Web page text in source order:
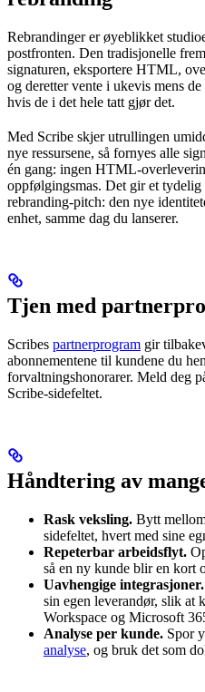
Rebrandinger er øyeblikket
postfronten. Den tradisjonelle
signaturen, eksportere HTML,
og deretter vente i ukevis mens
hvis de i det hele tatt gjør det.
Med Scribe skjer utrullingen
nye ressursene, så fornyes alle
én gang: ingen HTML-
oppfølgingsmas. Det gir et
rebranding-pitch: den nye
enhet, samme dag du lanserer.
Tjen med
Scribes partnerprogram gir
abonnementene til kundene du
forvaltningshonorarer. Meld deg
Scribe-sidefeltet.
Håndtering av
Rask veksling. Bytt
sidefeltet, hvert med sine
Repeterbar arbeidsflyt.
så en ny kunde blir en kort
Uavhengige integrasjoner.
sin egen leverandør, slik at
Workspace og Microsoft
Analyse per kunde. Spor
analyse, og bruk det som